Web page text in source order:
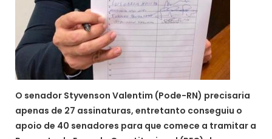
O senador Styvenson Valentim (Pode-RN) precisaria
apenas de 27 assinaturas, entretanto conseguiu o
apoio de 40 senadores para que comece a tramitar a